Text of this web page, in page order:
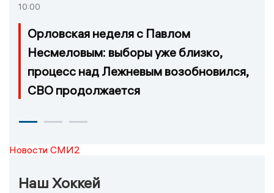
10:00
Орловская неделя с Павлом
Несмеловым: выборы уже близко,
процесс над Лежневым возобновился,
СВО продолжается
Новости СМИ2
Наш Хоккей